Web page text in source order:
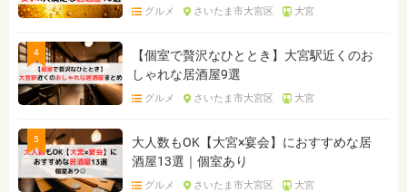
グルメ さいたま市大宮区 大宮
4
【個室で贅沢なひととき】大宮駅近くのお
しゃれな居酒屋9選
グルメ さいたま市大宮区 大宮
5
大人数もOK【大宮×宴会】におすすめな居
酒屋13選｜個室あり
グルメ さいたま市大宮区 大宮